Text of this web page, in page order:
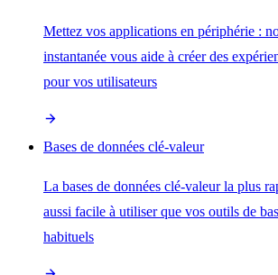
Mettez vos applications en périphérie :
instantanée vous aide à créer des
pour vos utilisateurs
Bases de données clé-valeur
La bases de données clé-valeur la plus
aussi facile à utiliser que vos outils de
habituels